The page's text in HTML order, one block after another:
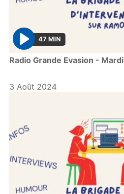
P
l
y
47 MIN
Radio Grande Evasion - Mardi
3 Août 2024